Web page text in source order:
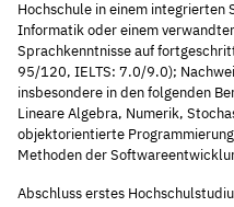
Hochschule in einem integrierten
Informatik oder einem
Sprachkenntnisse auf
95/120, IELTS: 7.0/9.0);
insbesondere in den folgenden
Lineare Algebra, Numerik,
objektorientierte
Methoden der
Abschluss erstes